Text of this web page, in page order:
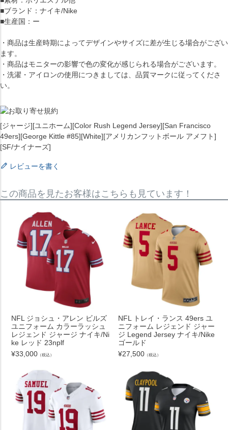
■ブランド：ナイキ/Nike
■生産国：ー
・商品は生産時期によってデザインやサイズに差が生じる場合がござい
ます。
・商品はモニターの影響で色の変化が感じられる場合がございます。
・洗濯・アイロンの使用につきましては、品質マークに従ってくださ
い。
[ジャージ][ユニホーム][Color Rush Legend Jersey][San Francisco
49ers][George Kittle #85][White][アメリカンフットボール アメフト]
[SF/ナイナーズ]
レビューを書く
この商品を見たお客様はこちらも見ています！
NFL ジョシュ・アレン ビルズ
ユニフォーム カラーラッシュ
レジェンド ジャージ ナイキ/Ni
ke レッド 23nplf
¥33,000 （税込）
NFL トレイ・ランス 49ers ユ
ニフォーム レジェンド ジャー
ジ Legend Jersey ナイキ/Nike
ゴールド
¥27,500 （税込）